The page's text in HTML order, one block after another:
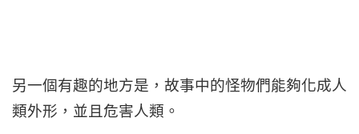
另一個有趣的地方是，故事中的怪物們能夠化成人
類外形，並且危害人類。